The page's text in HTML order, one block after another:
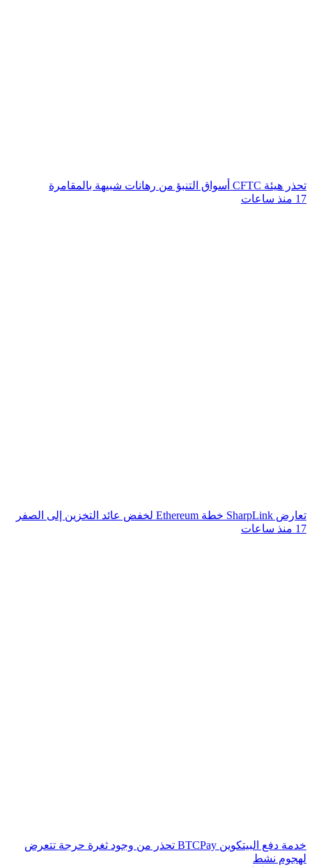
تحذر هيئة CFTC أسواق التنبؤ من رهانات شبيهة بالمقامرة
17 منذ ساعات
تعارض SharpLink خطة Ethereum لخفض عائد التخزين إلى الصفر
17 منذ ساعات
خدمة دفع البيتكوين BTCPay تحذر من وجود ثغرة حرجة تتعرض
لهجوم نشط